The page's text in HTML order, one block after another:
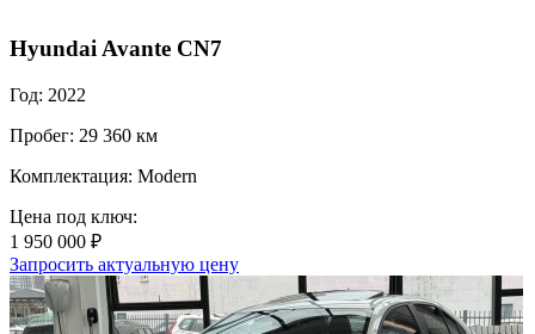
Hyundai Avante CN7
Год: 2022
Пробег: 29 360 км
Комплектация: Modern
Цена под ключ:
1 950 000 ₽
Запросить актуальную цену